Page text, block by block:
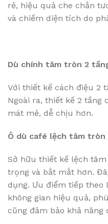
rẻ, hiệu quả che chắn
và chiếm diện tích do
Dù chính tâm tròn 2
Với thiết kế cách điệu 2
Ngoài ra, thiết kế 2 tầng
mát mẻ, dễ chịu hơn.
Ô dù café lệch tâm tròn
Sở hữu thiết kế lệch tâm
trọng và bắt mắt hơn.
dụng. Ưu điểm tiếp
không gian hiệu quả,
cũng đảm bảo khả năng